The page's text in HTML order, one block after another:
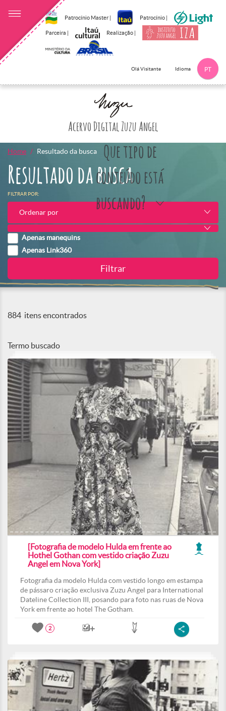
Patrocínio Master | Patrocínio |
Parceira | Realização |
Olá Visitante Idioma PT
Acervo Digital Zuzu Angel
Que tipo de
conteúdo está
buscando?
Home Resultado da busca
Resultado da busca
FILTRAR POR:
Ordenar por
Apenas manequins
Apenas Link360
884 itens encontrados
Termo buscado
[Fotografia de modelo Hulda em frente ao
Hothel Gothan com vestido criação Zuzu
Angel em Nova York]
Fotografia da modelo Hulda com vestido longo em estampa
de pássaro criação exclusiva Zuzu Angel para International
Dateline Collection III, posando para foto nas ruas de Nova
York em frente ao hotel The Gotham.
2